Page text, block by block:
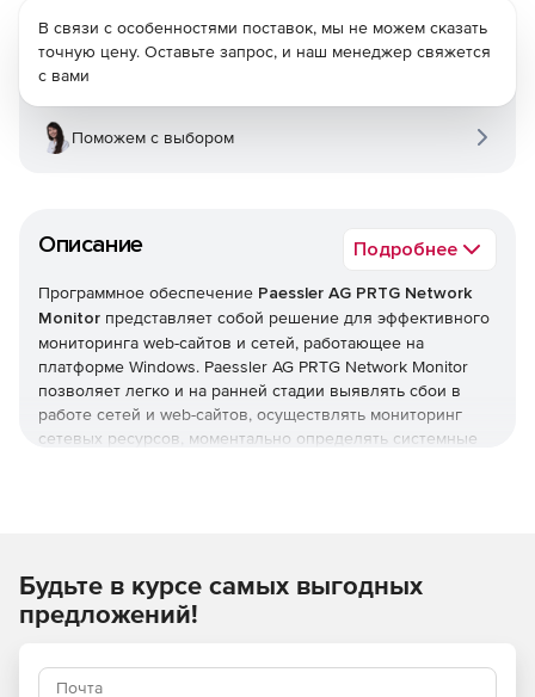
Описание Подробнее
Программное обеспечение Paessler AG PRTG Network
Monitor представляет собой решение для эффективного
мониторинга web-сайтов и сетей, работающее на
платформе Windows. Paessler AG PRTG Network Monitor
позволяет легко и на ранней стадии выявлять сбои в
работе сетей и web-сайтов, осуществлять мониторинг
сетевых ресурсов, моментально определять системные
Среди пользователей Paessler AG PRTG Network Monitor –
более 200 тысяч системных администраторов
организаций малого, среднего бизнеса и компаний из
В связи с особенностями поставок, мы не можем сказать
точную цену. Оставьте запрос, и наш менеджер свяжется
с вами
Поможем с выбором
Будьте в курсе самых выгодных
предложений!